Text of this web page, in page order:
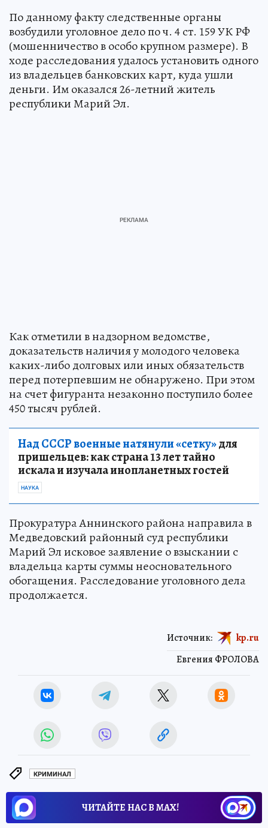
По данному факту следственные органы
возбудили уголовное дело по ч. 4 ст. 159 УК РФ
(мошенничество в особо крупном размере). В
ходе расследования удалось установить одного
из владельцев банковских карт, куда ушли
деньги. Им оказался 26-летний житель
республики Марий Эл.
Как отметили в надзорном ведомстве,
доказательств наличия у молодого человека
каких-либо долговых или иных обязательств
перед потерпевшим не обнаружено. При этом
на счет фигуранта незаконно поступило более
450 тысяч рублей.
Над СССР военные натянули «сетку»для
пришельцев: как страна 13 лет тайно
искала и изучала инопланетных гостей
НАУКА
Прокуратура Аннинского района направила в
Медведовский районный суд республики
Марий Эл исковое заявление о взыскании с
владельца карты суммы неосновательного
обогащения. Расследование уголовного дела
продолжается.
Евгения ФРОЛОВА
Источник: kp.ru
КРИМИНАЛ
ЧИТАЙТЕ НАС В МАХ!